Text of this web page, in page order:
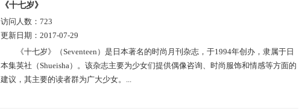
《十七岁》
访问人数： 723
更新日期： 2017-07-29
《十七岁》（Seventeen）是日本著名的时尚月刊杂志，于1994年创办，隶属于日
本集英社（Shueisha）。该杂志主要为少女们提供偶像咨询、时尚服饰和情感等方面的
建议，其主要的读者群为广大少女。...